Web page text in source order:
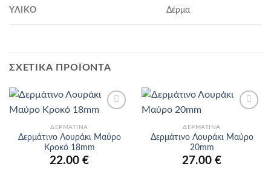
ΥΛΙΚΌ Δέρμα
ΣΧΕΤΙΚΆ ΠΡΟΪΌΝΤΑ
αγαπημένα
ΔΕΡΜΆΤΙΝΑ
Δερμάτινο Λουράκι Μαύρο
Κροκό 18mm
22.00 €
αγαπημένα
ΔΕΡΜΆΤΙΝΑ
Δερμάτινο Λουράκι Μαύρο
20mm
27.00 €